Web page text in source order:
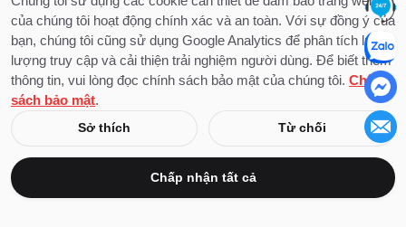
Văn bản luật|Văn bản UBND|Công văn|Văn bản hợp nhất |Quy
chuẩn Việt Nam|Tiêu chuẩn Việt Nam|Dự thảo
Tin tức
Bản tin| Chính sách nổi bật|Tin Văn bản Pháp luật| Sự kiện
Án lệ
Án lệ
Hành chính |Án lệ Dân sự Án lệ Hôn nhân và gia đình
Án lệ
Kinh doanh, thương mại|Án lệ Lao động|Nghiên cứu - Bình luận
Tư vấn
của chúng tôi hoạt động chính xác và an toàn. Với sự đồng ý của
bạn, chúng tôi cũng sử dụng Google Analytics để phân tích lưu
lượng truy cập và cải thiện trải nghiệm người dùng. Để biết thêm
thông tin, vui lòng đọc chính sách bảo mật của chúng tôi. Chính
sách bảo mật.
Sở thích Từ chối
Chấp nhận tất cả